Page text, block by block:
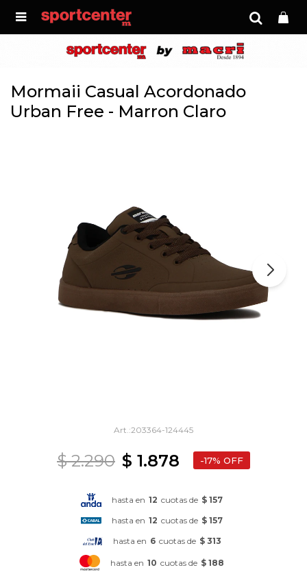

Mormaii Casual Acordonado
Urban Free - Marron Claro
203364-124445
$ 1.878
$ 2.290 17
hasta en 12 cuotas de $ 157
hasta en 12 cuotas de $ 157
hasta en 6 cuotas de $ 313
hasta en 10 cuotas de $ 188